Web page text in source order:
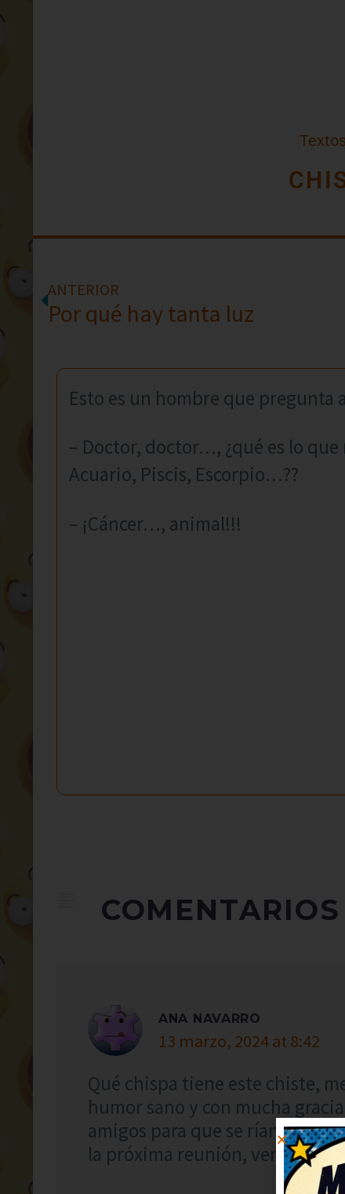
ANTERIOR
Por qué hay tanta luz
Esto es un hombre que pregunta
– Doctor, doctor…, ¿qué es lo
Acuario, Piscis, Escorpio…??
– ¡Cáncer…, animal!!!
COMENTARIOS
ANA NAVARRO
13 marzo, 2024 at 8:42
Qué chispa tiene este chiste,
humor sano y con mucha
amigos para que se rían
la próxima reunión, verás qué